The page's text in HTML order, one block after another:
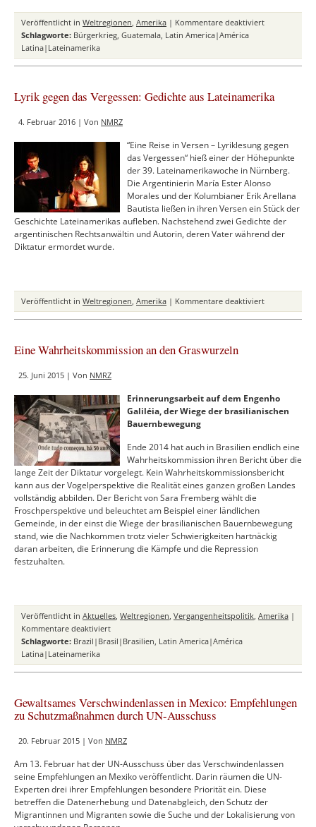
Veröffentlicht in Weltregionen, Amerika | Kommentare deaktiviertfür
gegen
von
Schlagworte: Bürgerkrieg, Guatemala, Latin America|América
Latina|Lateinamerika
Lyrik gegen das Vergessen: Gedichte aus Lateinamerika
4. Februar 2016 | Von NMRZ
“Eine Reise in Versen – Lyriklesung gegen
das Vergessen“ hieß einer der Höhepunkte
der 39. Lateinamerikawoche in Nürnberg.
Die Argentinierin María Ester Alonso
Morales und der Kolumbianer Erik Arellana
Bautista ließen in ihren Versen ein Stück der
Geschichte Lateinamerikas aufleben. Nachstehend zwei Gedichte der
argentinischen Rechtsanwältin und Autorin, deren Vater während der
Diktatur ermordet wurde.
Veröffentlicht in Weltregionen, Amerika | Kommentare deaktiviertfür
Lyrik
Eine Wahrheitskommission an den Graswurzeln
25. Juni 2015 | Von NMRZ
Erinnerungsarbeit auf dem Engenho
Galiléia, der Wiege der brasilianischen
Bauernbewegung
Ende 2014 hat auch in Brasilien endlich eine
Wahrheitskommission ihren Bericht über die
lange Zeit der Diktatur vorgelegt. Kein Wahrheitskommissionsbericht
kann aus der Vogelperspektive die Realität eines ganzen großen Landes
vollständig abbilden. Der Bericht von Sara Fremberg wählt die
Froschperspektive und beleuchtet am Beispiel einer ländlichen
Gemeinde, in der einst die Wiege der brasilianischen Bauernbewegung
stand, wie die Nachkommen trotz vieler Schwierigkeiten hartnäckig
daran arbeiten, die Erinnerung die Kämpfe und die Repression
festzuhalten.
Veröffentlicht in Aktuelles, Weltregionen, Vergangenheitspolitik, Amerika |
Kommentare deaktiviertfür
Eine
an
Schlagworte: Brazil|Brasil|Brasilien, Latin America|América
Latina|Lateinamerika
Gewaltsames Verschwindenlassen in Mexico: Empfehlungen
zu Schutzmaßnahmen durch UN-Ausschuss
20. Februar 2015 | Von NMRZ
Am 13. Februar hat der UN-Ausschuss über das Verschwindenlassen
seine Empfehlungen an Mexiko veröffentlicht. Darin räumen die UN-
Experten drei ihrer Empfehlungen besondere Priorität ein. Diese
betreffen die Datenerhebung und Datenabgleich, den Schutz der
Migrantinnen und Migranten sowie die Suche und der Lokalisierung von